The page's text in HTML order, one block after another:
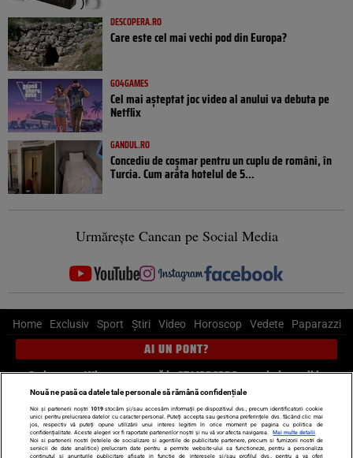
DESCOPERA.RO
Care este cel mai vechi pod din Europa?
GO4GAMES
Cel mai așteptat joc video al anului va debuta pe
Netflix
GANDUL.RO
Concediu de coșmar pentru un cuplu de români, în
Turcia. Cum arăta hotelul de 5...
Urmărește Cancan pe Social Media
Home Exclusiv Sport Știri Video Horoscop Vedete Paparazzi
AI UN PONT?
Scrie-ne pe Whatsapp, sună la 0741226226 sau trimite mail la
pont@cancan.ro
Știri interne Știri externe
Politică
Ultimele stiri
Diete Insula Iubirii Dictionar de vise LIFE STYLE
Nouă ne pasă ca datele tale personale să rămână confidențiale
Noi și partenerii noștri 1019stocăm și/sau accesăm informații pe dispozitivul dvs., precum identificatorii cookie
unici pentru prelucrarea datelor cu caracter personal. Puteți accepta sau gestiona preferințele dvs. făcând clic mai
jos, respectiv vă puteți opune utilizării unui interes legitim în orice moment pe pagina cu politica de
confidențialitate. Aceste alegeri vor fi raportate partenerilor noștri și nu vă vor afecta navigarea.
Mai multe detalii
Noi si partenerii nostri (retelele de socializare si agentiile de publicitate partenere, precum si furnizorii nostri de
servicii de date analitice) prelucram date pentru a permite website-ului sa functioneze, pentru a personaliza
continutul si anunturile publicitare afisate in functie de interesele si/sau profilul dvs., pentru a va oferi